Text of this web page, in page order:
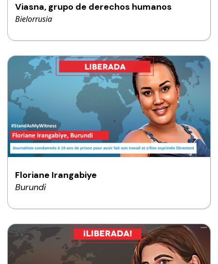
Viasna, grupo de derechos humanos
Bielorrusia
Floriane Irangabiye
Burundi